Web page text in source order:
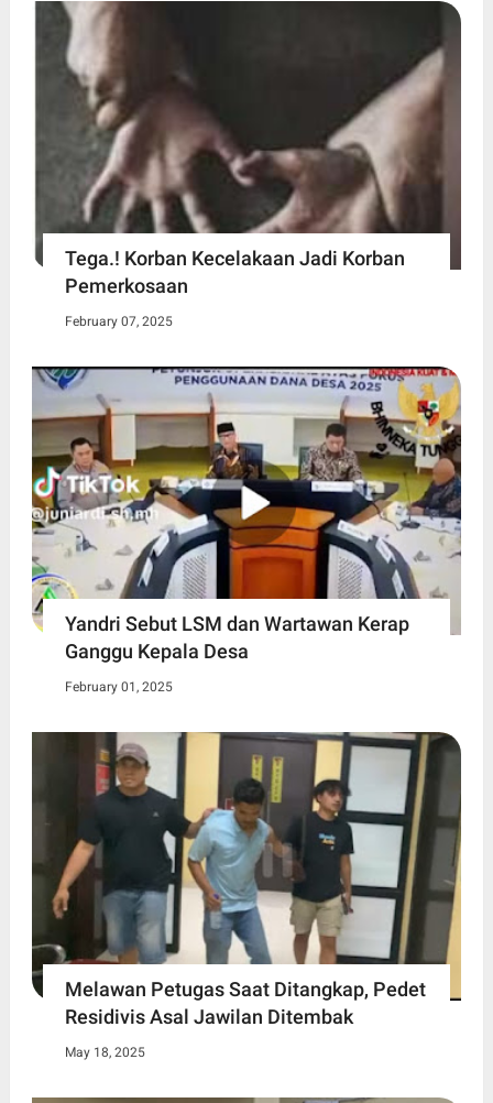
Tega.! Korban Kecelakaan Jadi Korban
Pemerkosaan
February 07, 2025
Yandri Sebut LSM dan Wartawan Kerap
Ganggu Kepala Desa
February 01, 2025
Melawan Petugas Saat Ditangkap, Pedet
Residivis Asal Jawilan Ditembak
May 18, 2025